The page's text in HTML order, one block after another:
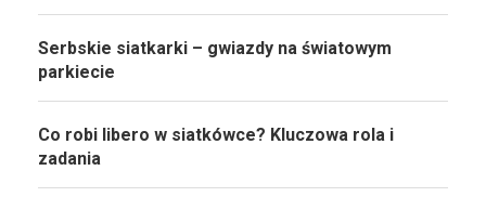
Serbskie siatkarki – gwiazdy na światowym
parkiecie
Co robi libero w siatkówce? Kluczowa rola i
zadania